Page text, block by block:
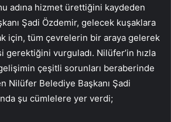
adına hizmet ürettiğini kaydeden
Şadi Özdemir, gelecek kuşaklara
için, tüm çevrelerin bir araya gelerek
vurguladı. Nilüfer’in hızla
çeşitli sorunları beraberinde
Nilüfer Belediye Başkanı Şadi
şu cümlelere yer verdi;